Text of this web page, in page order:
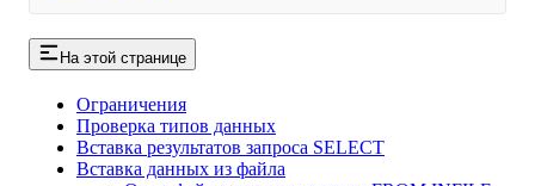
На этой странице
Ограничения
Проверка типов данных
Вставка результатов запроса SELECT
Вставка данных из файла